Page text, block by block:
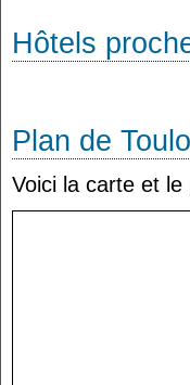
Hôtels
Plan de
Voici la carte et le